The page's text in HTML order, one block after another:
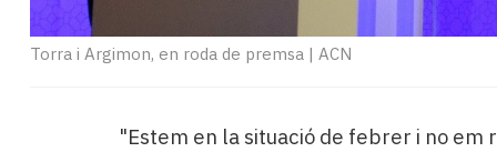
Torra i Argimon, en roda de premsa | ACN
"Estem en la situació de febrer i no em